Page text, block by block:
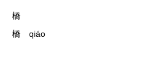
橋
橋 qiáo